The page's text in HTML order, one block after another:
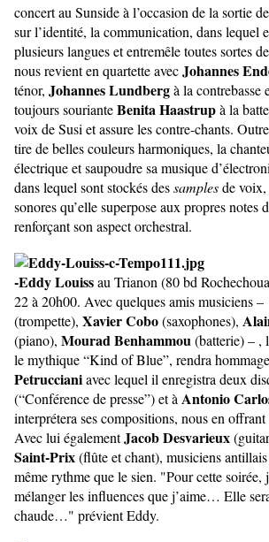
concert au Sunside à l’occasion de la sortie
sur l’identité, la communication, dans lequel
plusieurs langues et entremêle toutes sortes
nous revient en quartette avecJohannes
ténor, Johannes Lundbergà la contrebasse
toujours sourianteBenita Haastrupà la
voix de Susi et assure les contre-chants.
tire de belles couleurs harmoniques, la
électrique et saupoudre sa musique
dans lequel sont stockés dessamplesde voix,
sonores qu’elle superpose aux propres notes
renforçant son aspect orchestral.
-Eddy Louissau Trianon (80 bd
22 à 20h00. Avec quelques amis musiciens –
(trompette), Xavier Cobo(saxophones),
(piano), Mourad Benhammou(batterie) – ,
le mythique “Kind of Blue”, rendra
Petruccianiavec lequel il enregistra deux
(“Conférence de presse”) et à Antonio
interprétera ses compositions, nous en
Avec lui égalementJacob Desvarieux
Saint-Prix(flûte et chant), musiciens
même rythme que le sien. "Pour cette soirée,
mélanger les influences que j’aime… Elle
chaude…" prévient Eddy.